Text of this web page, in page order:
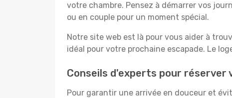
votre chambre. Pensez à démarrer vos
ou en couple pour un moment spécial.
Notre site web est là pour vous aider à
idéal pour votre prochaine escapade. Le
Conseils d'experts pour réserver
Pour garantir une arrivée en douceur et